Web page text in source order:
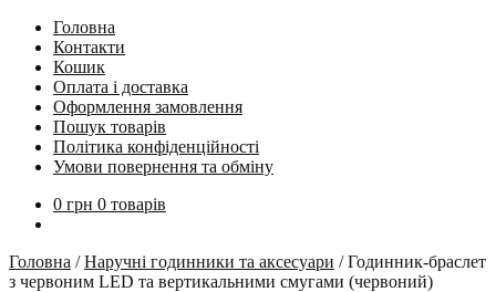
Головна
Контакти
Кошик
Оплата і доставка
Оформлення замовлення
Пошук товарів
Політика конфіденційності
Умови повернення та обміну
0 грн 0 товарів
Головна /Наручні годинники та аксесуари /Годинник-браслет
з червоним LED та вертикальними смугами (червоний)